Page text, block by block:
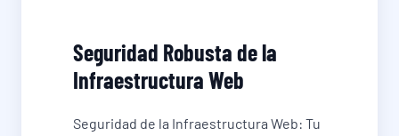
Seguridad Robusta de la
Infraestructura Web
Seguridad de la Infraestructura Web: Tu